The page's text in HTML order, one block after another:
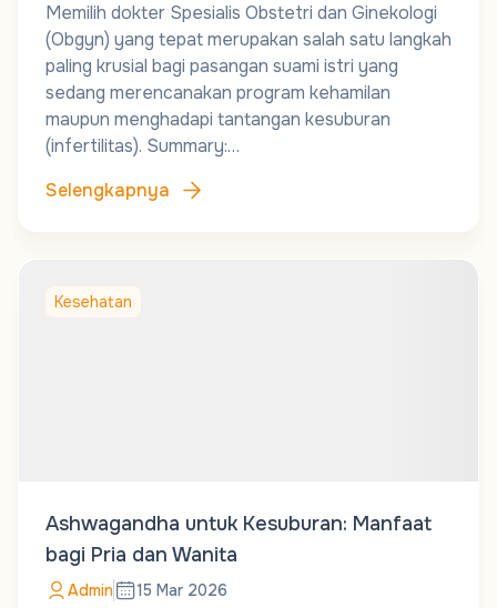
Memilih dokter Spesialis Obstetri dan Ginekologi
(Obgyn) yang tepat merupakan salah satu langkah
paling krusial bagi pasangan suami istri yang
sedang merencanakan program kehamilan
maupun menghadapi tantangan kesuburan
(infertilitas). Summary:…
Selengkapnya
Kesehatan
Ashwagandha untuk Kesuburan: Manfaat
bagi Pria dan Wanita
Admin 15 Mar 2026